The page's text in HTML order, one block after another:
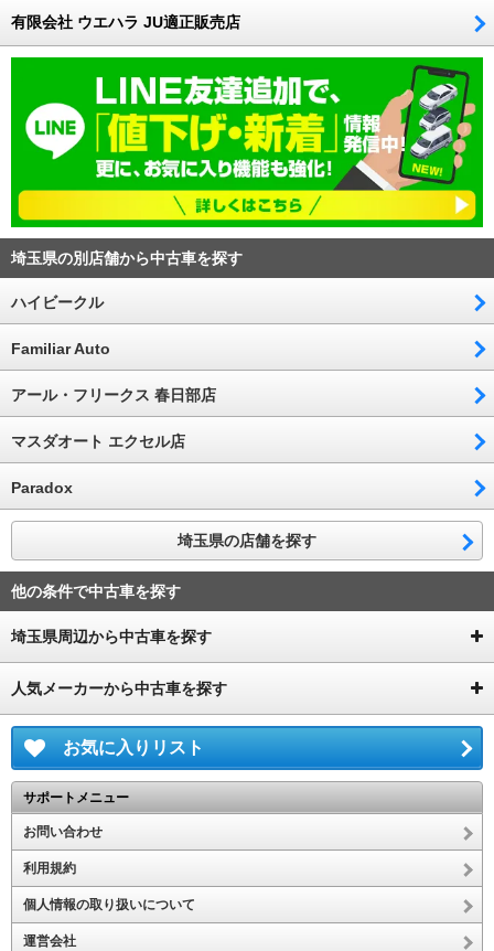
有限会社 ウエハラ JU適正販売店
埼玉県の別店舗から中古車を探す
ハイビークル
Familiar Auto
アール・フリークス 春日部店
マスダオート エクセル店
Paradox
埼玉県の店舗を探す
他の条件で中古車を探す
埼玉県周辺から中古車を探す
人気メーカーから中古車を探す
お気に入りリスト
サポートメニュー
お問い合わせ
利用規約
個人情報の取り扱いについて
運営会社